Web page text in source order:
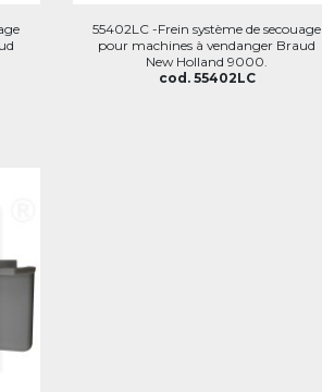
55402LC -Frein système de secouage
pour machines à vendanger Braud
New Holland 9000.
cod. 55402LC